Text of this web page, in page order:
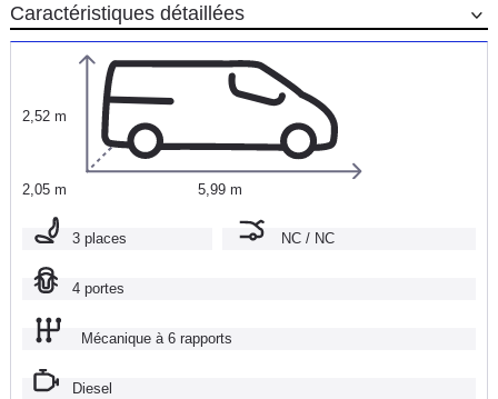
Caractéristiques détaillées
2,52 m
2,05 m 5,99 m
3 places NC / NC
4 portes
Mécanique à 6 rapports
Diesel